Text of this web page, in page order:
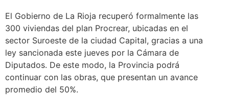
El Gobierno de La Rioja recuperó formalmente las
300 viviendas del plan Procrear, ubicadas en el
sector Suroeste de la ciudad Capital, gracias a una
ley sancionada este jueves por la Cámara de
Diputados. De este modo, la Provincia podrá
continuar con las obras, que presentan un avance
promedio del 50%.